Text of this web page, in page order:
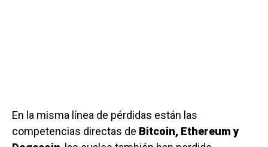
En la misma línea de pérdidas están las
competencias directas de Bitcoin, Ethereum y